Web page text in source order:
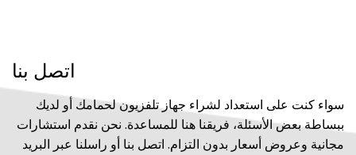
اتصل بنا
سواء كنت على استعداد لشراء جهاز تلفزيون لحمامك أو لديك
ببساطة بعض الأسئلة، فريقنا هنا للمساعدة. نحن نقدم استشارات
مجانية وعروض أسعار بدون التزام. اتصل بنا أو راسلنا عبر البريد